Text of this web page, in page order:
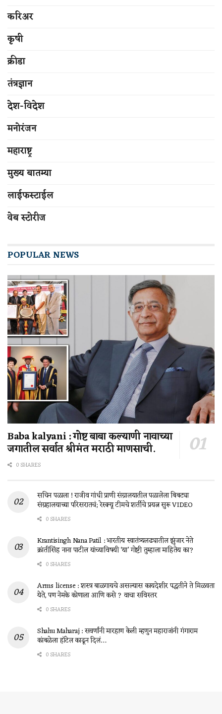
करिअर
कृषी
क्रीडा
तंत्रज्ञान
देश-विदेश
मनोरंजन
महाराष्ट्र
मुख्य बातम्या
लाईफस्टाईल
वेब स्टोरीज
POPULAR NEWS
Baba kalyani : गोष्ट बाबा कल्याणी नावाच्या
जगातील सर्वात श्रीमंत मराठी माणसाची.
0 SHARES
सचिन पळाला ! राजीव गांधी प्राणी संग्रालयातील पळालेला बिबट्या
संग्रहालयाच्या परिसरातचं; रेस्क्यू टीमचे शर्तीचे प्रयत्न सुरू VIDEO
0 SHARES
Krantisingh Nana Patil : भारतीय स्वातंत्र्यलढ्यातील झुंजार नेते
क्रांतीसिंह नाना पाटील यांच्याविषयी ‘या’ गोष्टी तुम्हाला माहितेय का?
0 SHARES
Arms license : शस्त्र बाळगायचे असल्यास कायदेशीर पद्धतीने ते मिळवता
येते, पण नेमके कोणाला आणि कसे ? वाचा सविस्तर
0 SHARES
Shahu Maharaj : सवर्णांनी मारहाण केली म्हणुन महाराजांनी गंगाराम
कांबळेला हॉटेल काढून दिलं…
0 SHARES